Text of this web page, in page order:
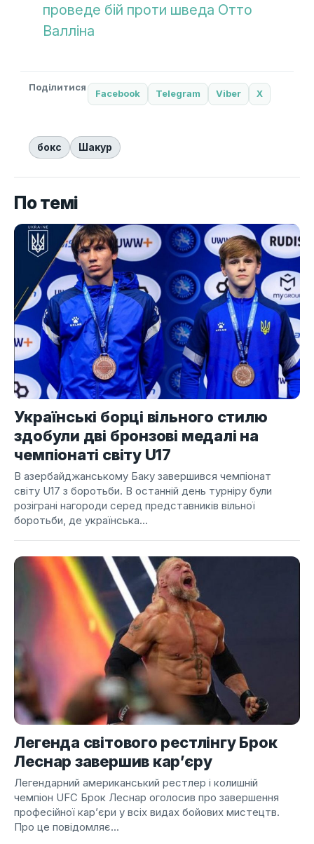
проведе бій проти шведа Отто
Валліна
Поділитися
Facebook Telegram Viber X
бокс Шакур
По темі
Українські борці вільного стилю
здобули дві бронзові медалі на
чемпіонаті світу U17
В азербайджанському Баку завершився чемпіонат
світу U17 з боротьби. В останній день турніру були
розіграні нагороди серед представників вільної
боротьби, де українська...
Легенда світового рестлінгу Брок
Леснар завершив кар’єру
Легендарний американський рестлер і колишній
чемпіон UFC Брок Леснар оголосив про завершення
професійної кар’єри у всіх видах бойових мистецтв.
Про це повідомляє...